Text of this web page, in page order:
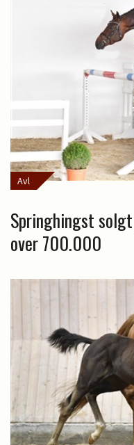
Avl
Springhingst
over 700.000